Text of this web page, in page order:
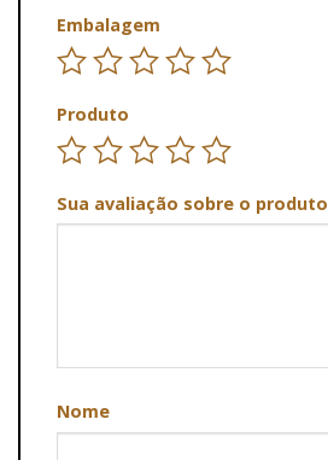
Embalagem
Produto
Sua avaliação sobre o produto
Nome